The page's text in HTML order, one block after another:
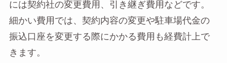
には契約社の変更費用、引き継ぎ費用などです。
細かい費用では、契約内容の変更や駐車場代金の
振込口座を変更する際にかかる費用も経費計上で
きます。